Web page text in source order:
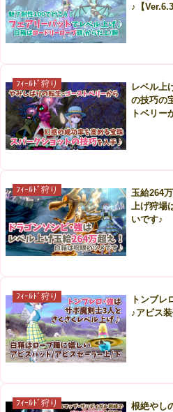
♪【
ﾌｨｰﾙﾄﾞ狩り
レベル上
の技巧の
トベリー
ﾌｨｰﾙﾄﾞ狩り
玉給264
上げ狩場
いです♪
ﾌｨｰﾙﾄﾞ狩り
トンブレ
♪アビス
ﾌｨｰﾙﾄﾞ狩り
根絶やし